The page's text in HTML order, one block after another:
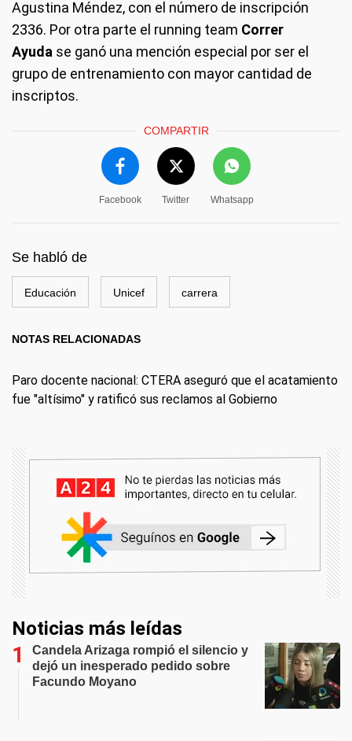
Agustina Méndez, con el número de inscripción
2336. Por otra parte el running team Correr
Ayuda se ganó una mención especial por ser el
grupo de entrenamiento con mayor cantidad de
inscriptos.
COMPARTIR
Facebook Twitter Whatsapp
Se habló de
Educación Unicef carrera
NOTAS RELACIONADAS
Paro docente nacional: CTERA aseguró que el acatamiento
fue "altísimo" y ratificó sus reclamos al Gobierno
Noticias más leídas
Candela Arizaga rompió el silencio y
dejó un inesperado pedido sobre
Facundo Moyano